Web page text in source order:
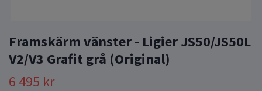
Framskärm vänster - Ligier JS50/JS50L
V2/V3 Grafit grå (Original)
6 495 kr